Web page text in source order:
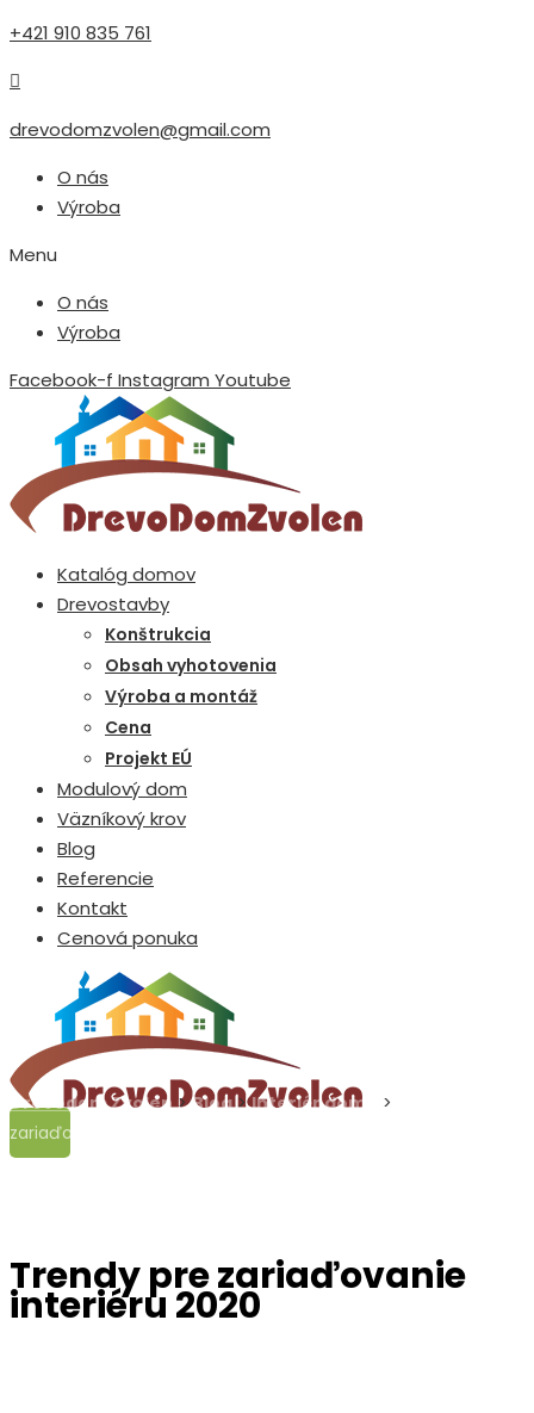
+421 910 835 761
drevodomzvolen@gmail.com
O nás
Výroba
Menu
O nás
Výroba
Facebook-f Instagram Youtube
Katalóg domov
Drevostavby
Konštrukcia
Obsah vyhotovenia
Výroba a montáž
Cena
Projekt EÚ
Modulový dom
Väzníkový krov
Blog
Referencie
Kontakt
Cenová ponuka
Drevodom Zvolen>Blog>Interiér domu >
zariaďovanie interiéru 2020
Trendy pre zariaďovanie
interiéru 2020